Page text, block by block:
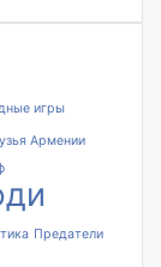
игры
Армении
Предатели